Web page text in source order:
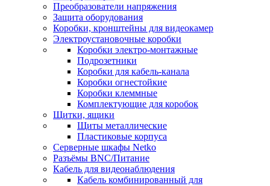
Преобразователи напряжения
Защита оборудования
Коробки, кронштейны для видеокамер
Электроустановочные коробки
Коробки электро-монтажные
Подрозетники
Коробки для кабель-канала
Коробки огнестойкие
Коробки клеммные
Комплектующие для коробок
Щитки, ящики
Щиты металлические
Пластиковые корпуса
Серверные шкафы Netko
Разъёмы BNC/Питание
Кабель для видеонаблюдения
Кабель комбинированный для